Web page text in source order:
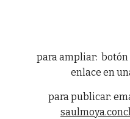
para ampliar:
enlace en
para publicar: